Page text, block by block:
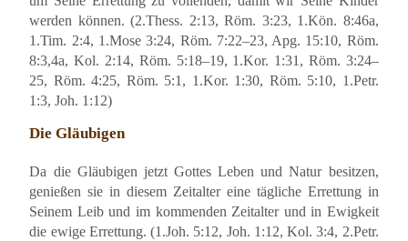
werden können. (2.Thess. 2:13, Röm. 3:23, 1.Kön. 8:46a,
1.Tim. 2:4, 1.Mose 3:24, Röm. 7:22–23, Apg. 15:10, Röm.
8:3,4a, Kol. 2:14, Röm. 5:18–19, 1.Kor. 1:31, Röm. 3:24–
25, Röm. 4:25, Röm. 5:1, 1.Kor. 1:30, Röm. 5:10, 1.Petr.
1:3, Joh. 1:12)
Die Gläubigen
Da die Gläubigen jetzt Gottes Leben und Natur besitzen,
genießen sie in diesem Zeitalter eine tägliche Errettung in
Seinem Leib und im kommenden Zeitalter und in Ewigkeit
die ewige Errettung. (1.Joh. 5:12, Joh. 1:12, Kol. 3:4, 2.Petr.